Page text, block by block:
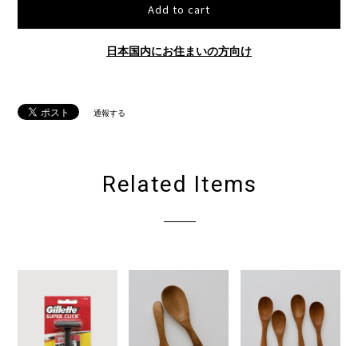
Add to cart
日本国内にお住まいの方向け
通報する
Related Items